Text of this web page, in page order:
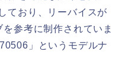
ており、リーバイスが
参考に制作されていま
」というモデルナ